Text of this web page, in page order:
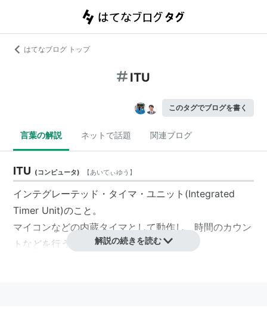
はてなブログ トップ
ITU
このタグでブログを書く
言葉の解説 ネットで話題 関連ブログ
ITU (コンピュータ) 【あいてぃゆう 】
インテグレーテッド・タイマ・ユニット(Integrated
Timer Unit)のこと。
マイコンなどの内蔵タイマとして動作し、時間のカウン
トなどを行う。
解説の続きを読む